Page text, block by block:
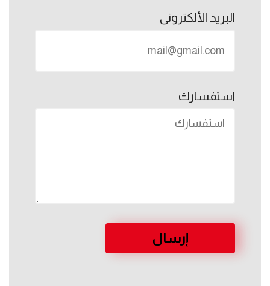
البريد الألكترونى
استفسارك
إرسال